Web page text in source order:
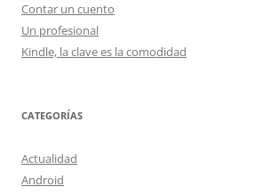
Contar un cuento
Un profesional
Kindle, la clave es la comodidad
CATEGORÍAS
Actualidad
Android